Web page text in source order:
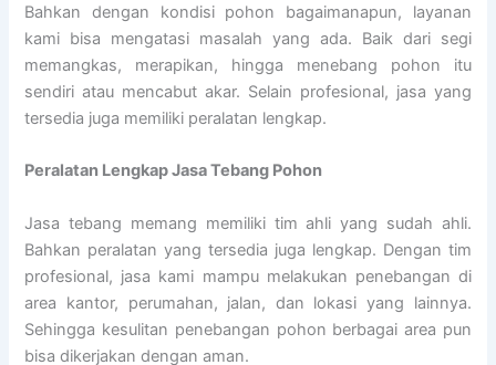
Bahkan dengan kondisi pohon bagaimanapun, layanan
kami bisa mengatasi masalah yang ada. Baik dari segi
memangkas, merapikan, hingga menebang pohon itu
sendiri atau mencabut akar. Selain profesional, jasa yang
tersedia juga memiliki peralatan lengkap.
Peralatan Lengkap Jasa Tebang Pohon
Jasa tebang memang memiliki tim ahli yang sudah ahli.
Bahkan peralatan yang tersedia juga lengkap. Dengan tim
profesional, jasa kami mampu melakukan penebangan di
area kantor, perumahan, jalan, dan lokasi yang lainnya.
Sehingga kesulitan penebangan pohon berbagai area pun
bisa dikerjakan dengan aman.